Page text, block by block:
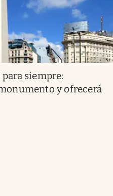
siempre:
y ofrecerá